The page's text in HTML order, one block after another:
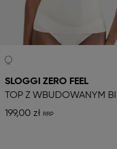
SLOGGI ZERO FEEL
199,00 zł